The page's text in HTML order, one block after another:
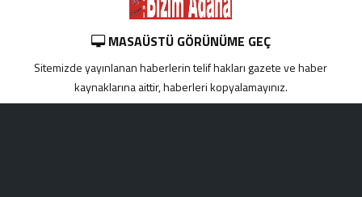
MASAÜSTÜ GÖRÜNÜME GEÇ
Sitemizde yayınlanan haberlerin telif hakları gazete ve haber
kaynaklarına aittir, haberleri kopyalamayınız.